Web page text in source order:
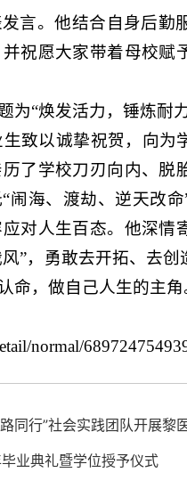
言。他结合自身后勤
祝愿大家带着母校赋
为“焕发活力，锤炼耐
致以诚挚祝贺，向为
了学校刀刃向内、脱
闹海、渡劫、逆天改
对人生百态。他深情
”，勇敢去开拓、去
命，做自己人生的主角
normal/
同行”社会实践团队开展黎
业典礼暨学位授予仪式